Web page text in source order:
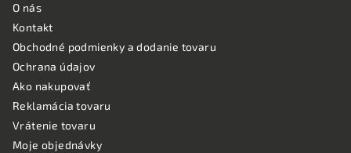
O nás
Kontakt
Obchodné podmienky a dodanie tovaru
Ochrana údajov
Ako nakupovať
Reklamácia tovaru
Vrátenie tovaru
Moje objednávky